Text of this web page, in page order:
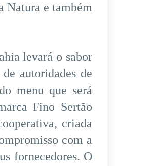
Natura e também
levará o sabor
autoridades de
menu que será
Fino Sertão
criada
com a
fornecedores. O